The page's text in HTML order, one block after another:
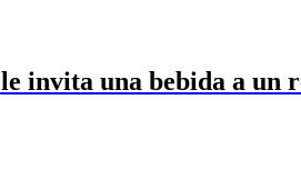
invita una bebida a un